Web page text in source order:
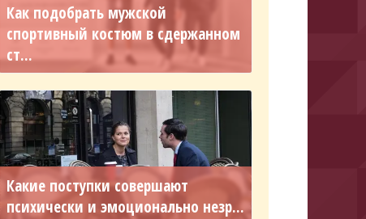
Как подобрать мужской
спортивный костюм в сдержанном
ст...
Какие поступки совершают
психически и эмоционально незр...